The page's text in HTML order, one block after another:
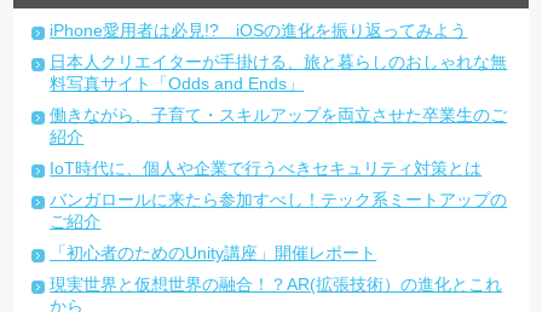
iPhone愛用者は必見!? iOSの進化を振り返ってみよう
日本人クリエイターが手掛ける、旅と暮らしのおしゃれな無
料写真サイト「Odds and Ends」
働きながら、子育て・スキルアップを両立させた卒業生のご
紹介
IoT時代に、個人や企業で行うべきセキュリティ対策とは
バンガロールに来たら参加すべし！テック系ミートアップの
ご紹介
「初心者のためのUnity講座」開催レポート
現実世界と仮想世界の融合！？AR(拡張技術）の進化とこれ
から